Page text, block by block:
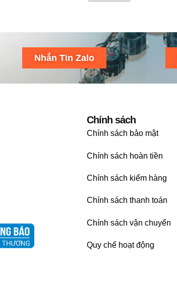
Nhắn Tin Zalo
Chính sách
Chính sách bảo mật
Chính sách hoàn tiền
Chính sách kiểm hàng
Chính sách thanh toán
Chính sách vận chuyển
Quy chế hoạt động